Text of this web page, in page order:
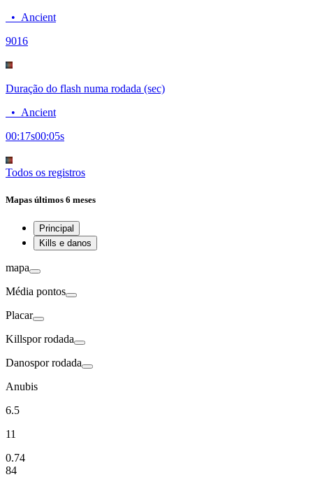
• Ancient
9016
Duração do flash numa rodada (sec)
• Ancient
00:17s00:05s
Todos os registros
Mapas últimos 6 meses
Principal
Kills e danos
mapa
Média pontos
Placar
Killspor rodada
Danospor rodada
Anubis
6.5
11
0.74
84